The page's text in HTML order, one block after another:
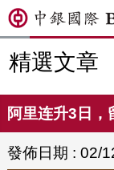
精選文章
阿里连升3日
發佈日期 : 02/